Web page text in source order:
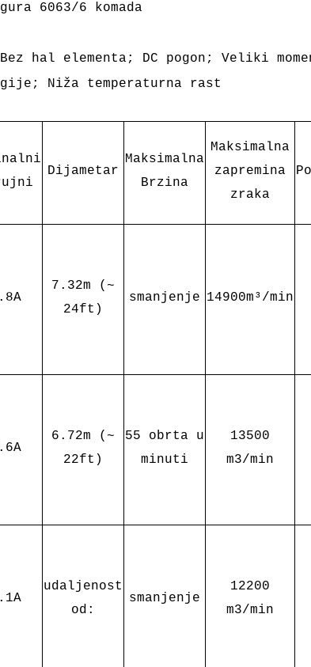
6063/6 komada
hal elementa; DC pogon; Veliki
Niža temperaturna rast
Dijametar
Maksimalna
Brzina
Maksimalna
zapremina
zraka
7.32m (~
24ft)
smanjenje 14900m³/min
6.72m (~
22ft)
55 obrta u
minuti
13500
m3/min
udaljenost
od:
smanjenje
12200
m3/min